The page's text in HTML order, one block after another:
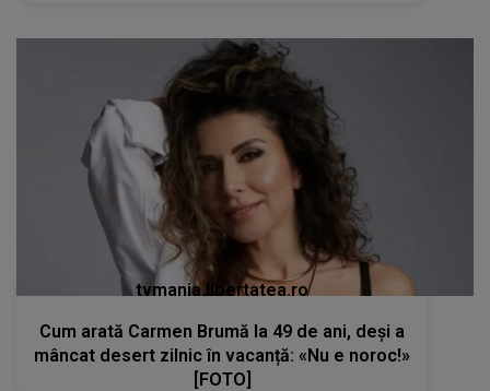
tvmania.libertatea.ro
Cum arată Carmen Brumă la 49 de ani, deși a
mâncat desert zilnic în vacanță: «Nu e noroc!»
[FOTO]